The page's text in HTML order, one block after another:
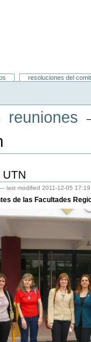
resoluciones del
reuniones
UTN
last modified2011-12-05 17:19
de las Facultades